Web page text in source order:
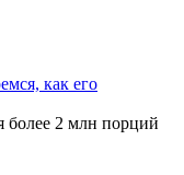
как его
более 2 млн порций